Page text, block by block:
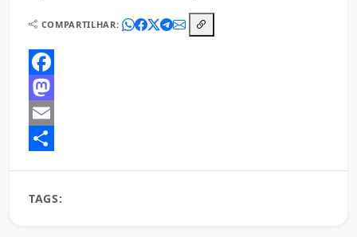
COMPARTILHAR:
Facebook
Mastodon
Email
TAGS: